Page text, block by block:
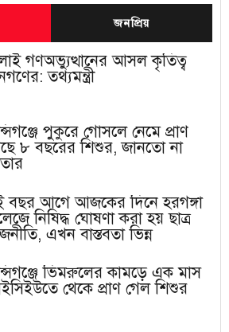
জনপ্রিয়
গণঅভ্যুত্থানের আসল কৃতিত্ব
তথ্যমন্ত্রী
পুকুরে গোসলে নেমে প্রাণ
৮ বছরের শিশুর, জানতো না
বছর আগে আজকের দিনে হরগঙ্গা
নিষিদ্ধ ঘোষণা করা হয় ছাত্র
এখন বাস্তবতা ভিন্ন
ভিমরুলের কামড়ে এক মাস
থেকে প্রাণ গেল শিশুর